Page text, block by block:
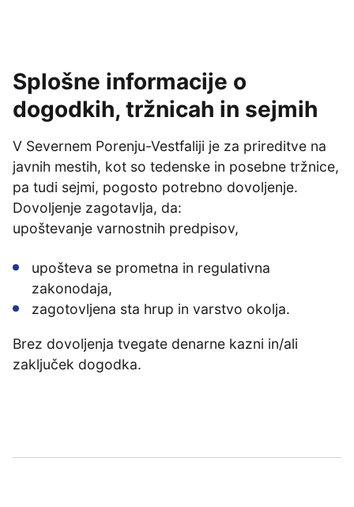
Splošne informacije o
dogodkih, tržnicah in sejmih
V Severnem Porenju-Vestfaliji je za prireditve na
javnih mestih, kot so tedenske in posebne tržnice,
pa tudi sejmi, pogosto potrebno dovoljenje.
Dovoljenje zagotavlja, da:
upoštevanje varnostnih predpisov,
upošteva se prometna in regulativna
zakonodaja,
zagotovljena sta hrup in varstvo okolja.
Brez dovoljenja tvegate denarne kazni in/ali
zaključek dogodka.